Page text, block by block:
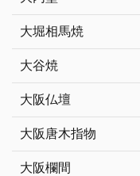
大堀相馬焼
大谷焼
大阪仏壇
大阪唐木指物
大阪欄間